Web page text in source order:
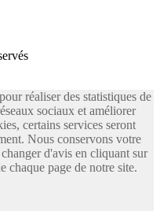
réaliser des statistiques de
sociaux et améliorer
certains services seront
Nous conservons votre
d'avis en cliquant sur
chaque page de notre site.